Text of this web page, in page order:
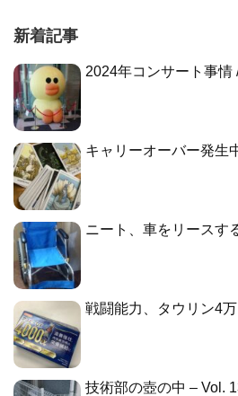
新着記事
2024年コンサート事情
キャリーオーバー発生
ニート、車をリースす
戦闘能力、タウリン4万
技術部の壺の中 – Vol.